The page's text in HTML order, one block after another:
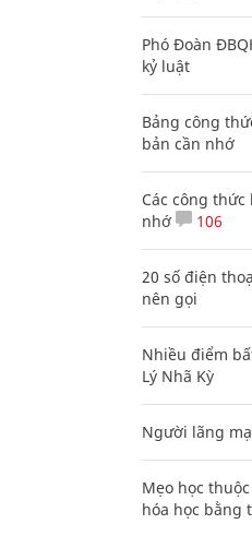
Phó Đoàn
kỷ luật
Bảng công
bản cần nhớ
Các công
nhớ
106
20 số điện
nên gọi
Nhiều điểm
Lý Nhã Kỳ
Người lãng
Mẹo học
hóa học bằng